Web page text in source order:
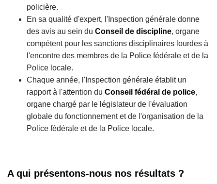
policière.
En sa qualité d'expert, l'Inspection générale donne
des avis au sein du Conseil de discipline, organe
compétent pour les sanctions disciplinaires lourdes à
l'encontre des membres de la Police fédérale et de la
Police locale.
Chaque année, l'Inspection générale établit un
rapport à l'attention du Conseil fédéral de police,
organe chargé par le législateur de l'évaluation
globale du fonctionnement et de l'organisation de la
Police fédérale et de la Police locale.
A qui présentons-nous nos résultats ?